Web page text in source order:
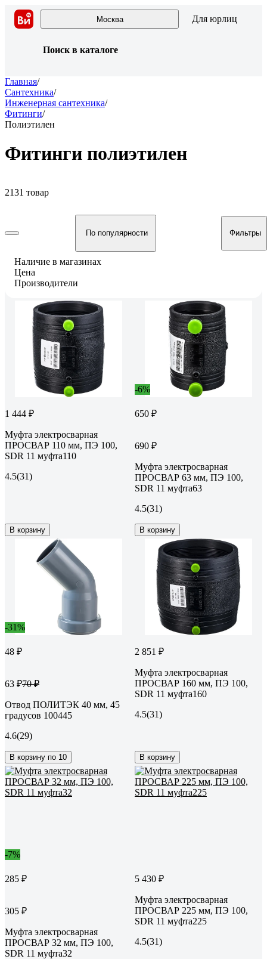
Москва Для юрлиц
Поиск в каталоге
Главная/
Сантехника/
Инженерная сантехника/
Фитинги/
Полиэтилен
Фитинги полиэтилен
2131 товар
По популярности Фильтры
Наличие в магазинах
Цена
Производители
1 444 ₽
Муфта электросварная
ПРОСВАР 110 мм, ПЭ 100,
SDR 11 муфта110
4.5(31)
В корзину
-6%
650 ₽
690 ₽
Муфта электросварная
ПРОСВАР 63 мм, ПЭ 100,
SDR 11 муфта63
4.5(31)
В корзину
-31%
48 ₽
63 ₽70 ₽
Отвод ПОЛИТЭК 40 мм, 45
градусов 100445
4.6(29)
В корзину по 10
2 851 ₽
Муфта электросварная
ПРОСВАР 160 мм, ПЭ 100,
SDR 11 муфта160
4.5(31)
В корзину
-7%
285 ₽
305 ₽
Муфта электросварная
ПРОСВАР 32 мм, ПЭ 100,
SDR 11 муфта32
5 430 ₽
Муфта электросварная
ПРОСВАР 225 мм, ПЭ 100,
SDR 11 муфта225
4.5(31)